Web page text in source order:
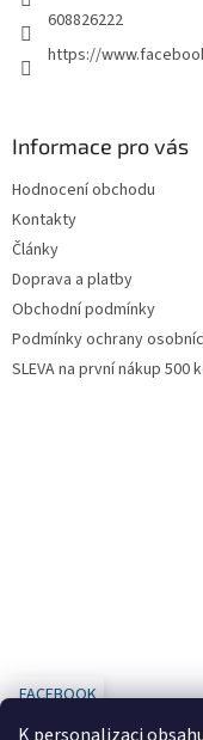
608826222
https://
Informace pro vás
Hodnocení obchodu
Kontakty
Články
Doprava a platby
Obchodní podmínky
Podmínky ochrany
SLEVA na první nákup 500
FACEBOOK